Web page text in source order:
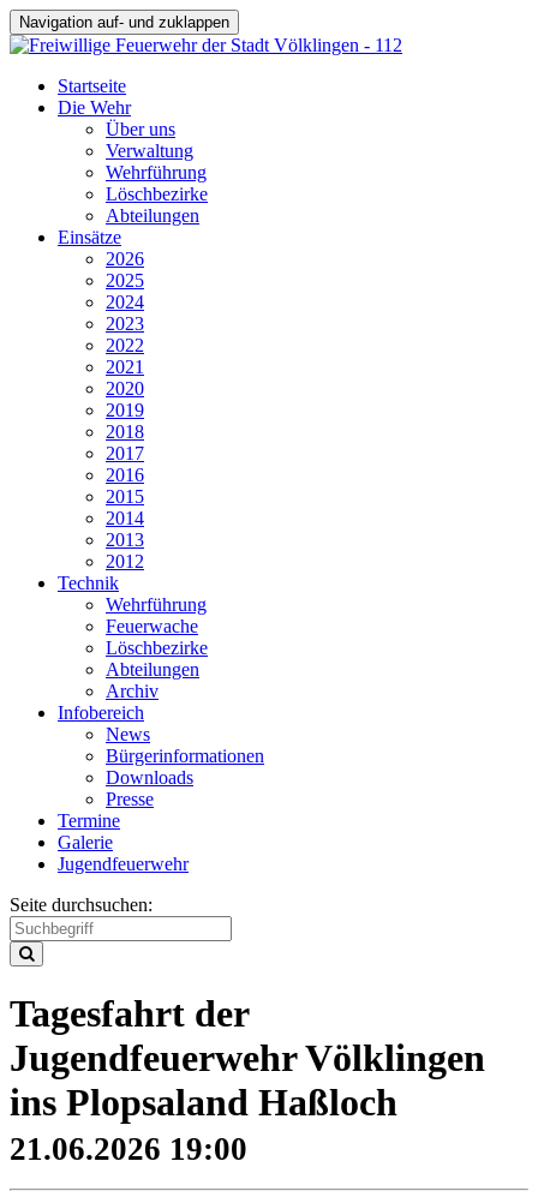
Navigation auf- und zuklappen
Startseite
Die Wehr
Über uns
Verwaltung
Wehrführung
Löschbezirke
Abteilungen
Einsätze
2026
2025
2024
2023
2022
2021
2020
2019
2018
2017
2016
2015
2014
2013
2012
Technik
Wehrführung
Feuerwache
Löschbezirke
Abteilungen
Archiv
Infobereich
News
Bürgerinformationen
Downloads
Presse
Termine
Galerie
Jugendfeuerwehr
Seite durchsuchen:
Tagesfahrt der
Jugendfeuerwehr Völklingen
ins Plopsaland Haßloch
21.06.2026 19:00